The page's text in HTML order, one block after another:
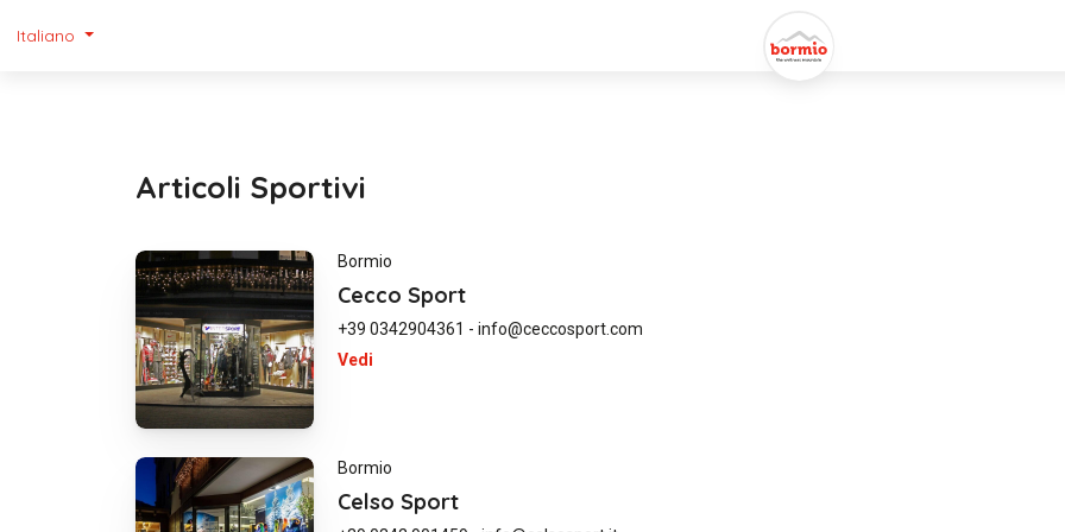
Italiano
Articoli Sportivi
Bormio
Cecco Sport
+39 0342904361 - info@ceccosport.com
Vedi
Bormio
Celso Sport